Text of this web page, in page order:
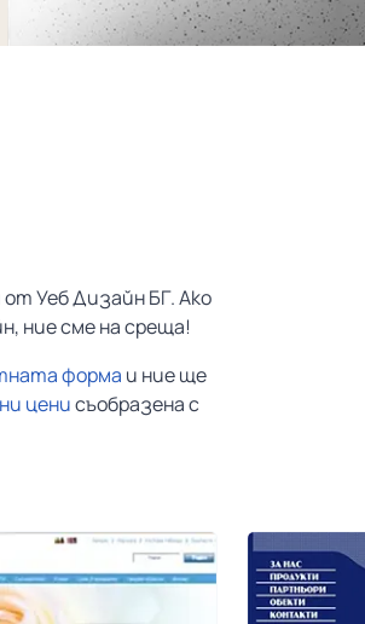
Уеб Дизайн БГ. Ако
ние сме на среща!
форма и ние ще
ценисъобразена с